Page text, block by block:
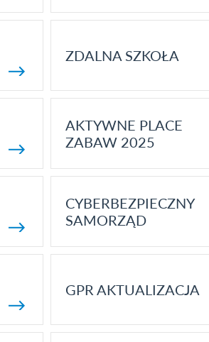
ZDALNA SZKOŁA
AKTYWNE PLACE
ZABAW 2025
CYBERBEZPIECZNY
SAMORZĄD
GPR AKTUALIZACJA